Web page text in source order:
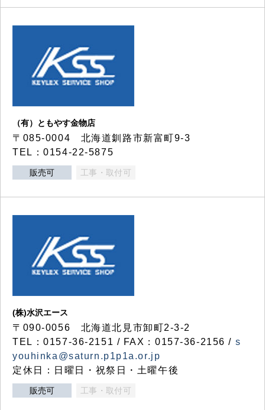
（有）ともやす金物店
〒085-0004 北海道釧路市新富町9-3
TEL：0154-22-5875
販売可 工事・取付可
(株)水沢エース
〒090-0056 北海道北見市卸町2-3-2
TEL：0157-36-2151 / FAX：0157-36-2156 / s
youhinka@saturn.p1p1a.or.jp
定休日：日曜日・祝祭日・土曜午後
販売可 工事・取付可